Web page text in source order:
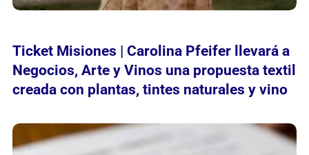
Ticket Misiones | Carolina Pfeifer llevará a
Negocios, Arte y Vinos una propuesta textil
creada con plantas, tintes naturales y vino